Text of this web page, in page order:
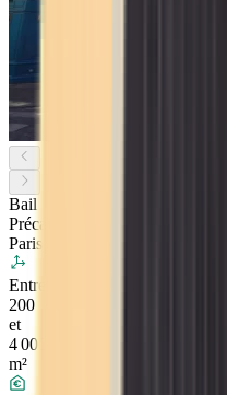
Bail
Précaire
Paris
Entre
200
et
4 000
m²